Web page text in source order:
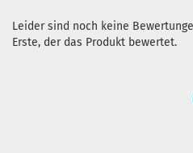
Leider sind noch keine
Erste, der das Produkt bewertet.